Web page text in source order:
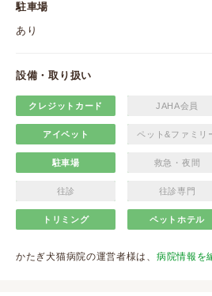
駐車場
あり
設備・取り扱い
クレジットカード JAHA会員
アイペット ペット&ファミリ
駐車場 救急・夜間
往診 往診専門
トリミング ペットホテル
かたぎ犬猫病院の運営者様は、 病院情報を